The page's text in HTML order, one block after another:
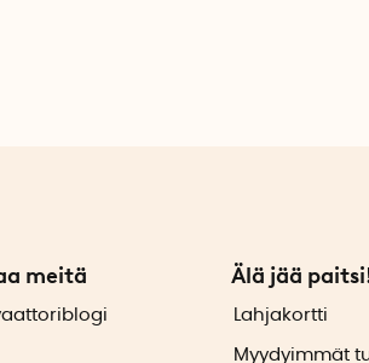
meitä Älä jää
Lahjakortti
Myydyimmät